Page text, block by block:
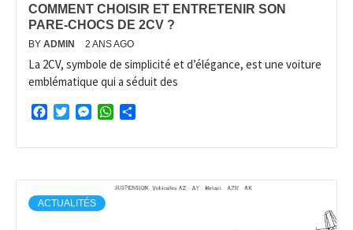
COMMENT CHOISIR ET ENTRETENIR SON
PARE-CHOCS DE 2CV ?
BY ADMIN 2 ANS AGO
La 2CV, symbole de simplicité et d’élégance, est une voiture
emblématique qui a séduit des
FacebookTwitterMessengerWhatsApp
ACTUALITÉS